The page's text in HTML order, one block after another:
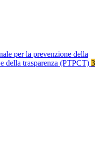
per la prevenzione della
della trasparenza (PTPCT) 3